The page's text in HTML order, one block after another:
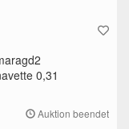
0,31
Auktion beendet